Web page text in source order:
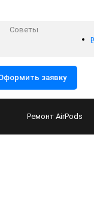
Советы
заявку
Ремонт AirPods